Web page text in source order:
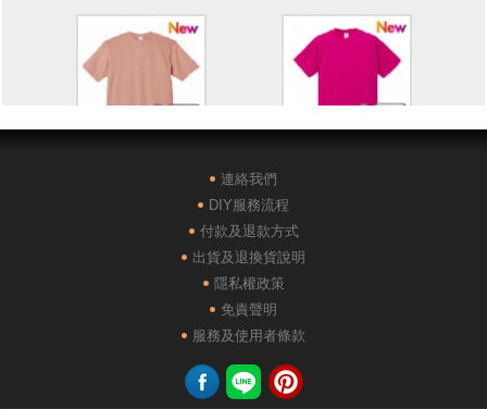
POLONE1純棉短袖POLO AG28000落肩重磅精梳棉
連絡我們
DIY服務流程
付款及退款方式
出貨及退換貨說明
隱私權政策
免責聲明
服務及使用者條款